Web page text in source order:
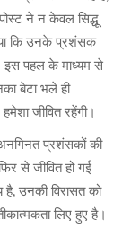
ने न केवल सिद्धू
कि उनके प्रशंसक
इस पहल के माध्यम से
बेटा भले ही
जीवित रहेंगी।
प्रशंसकों की
से जीवित हो गई
उनकी विरासत को
लिए हुए है।